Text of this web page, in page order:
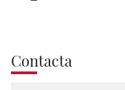
Contacta